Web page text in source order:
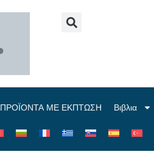
ΠΡΟΪΟΝΤΑ ΜΕ ΕΚΠΤΩΣΗ Βιβλια